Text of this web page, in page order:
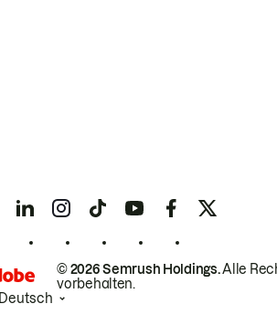
© 2026 Semrush Holdings.Alle
vorbehalten.
Deutsch